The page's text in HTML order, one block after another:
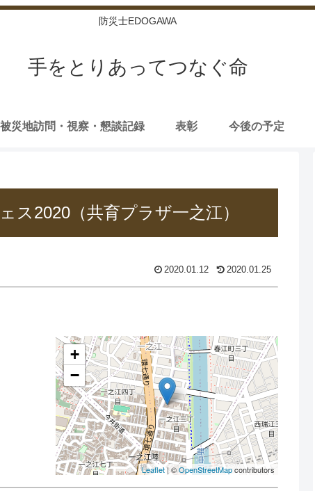
防災士EDOGAWA
手をとりあってつなぐ命
被災地訪問・視察・懇談記録 表彰 今後の予定
ス2020（共育プラザ一之江）
2020.01.12 2020.01.25
+
−
Leaflet| ©OpenStreetMapcontributors